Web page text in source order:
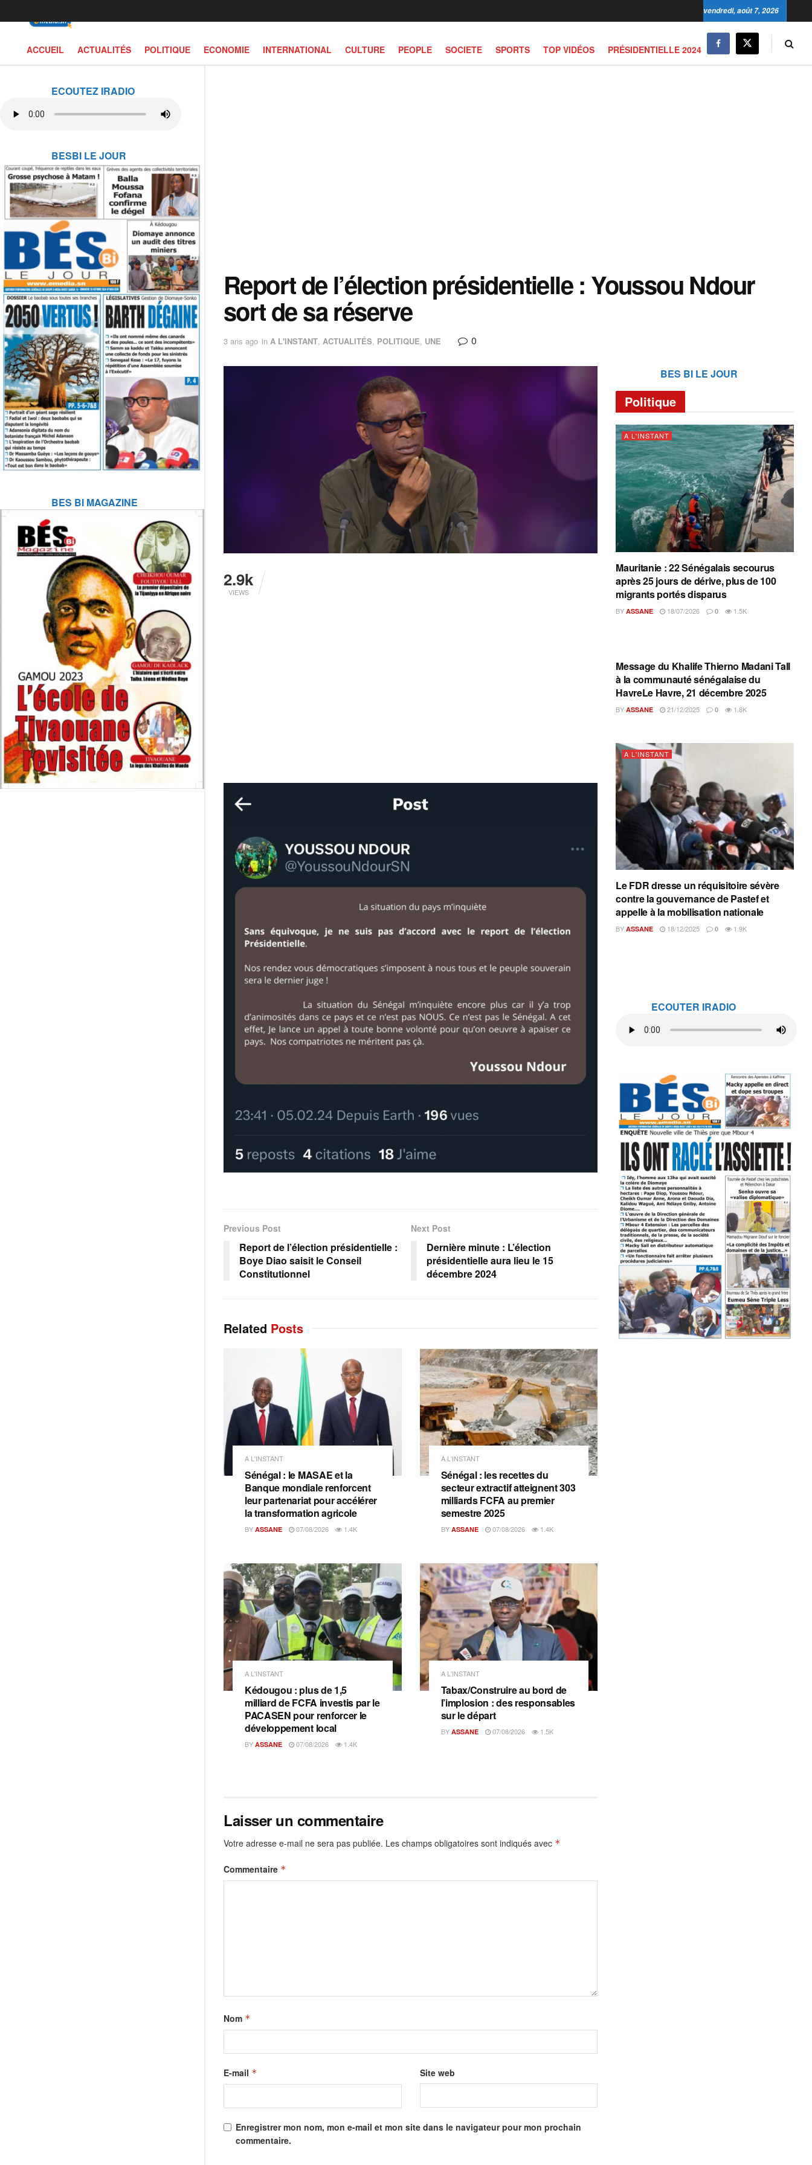
ECOUTEZ IRADIO
BESBI LE JOUR
BES BI MAGAZINE
vendredi, août 7, 2026
ACCUEIL ACTUALITÉS POLITIQUE ECONOMIE INTERNATIONAL CULTURE PEOPLE SOCIETE SPORTS TOP VIDÉOS PRÉSIDENTIELLE 2024
Report de l’élection présidentielle : Youssou Ndour
sort de sa réserve
3 ans ago in A L'INSTANT, ACTUALITÉS, POLITIQUE, UNE 0
2.9k
VIEWS
Previous Post
Report de l’élection présidentielle :
Boye Diao saisit le Conseil
Constitutionnel
Next Post
Dernière minute : L’élection
présidentielle aura lieu le 15
décembre 2024
Related Posts
A L'INSTANT
Sénégal : le MASAE et la
Banque mondiale renforcent
leur partenariat pour accélérer
la transformation agricole
BY ASSANE 07/08/2026 1.4K
A L'INSTANT
Sénégal : les recettes du
secteur extractif atteignent 303
milliards FCFA au premier
semestre 2025
BY ASSANE 07/08/2026 1.4K
A L'INSTANT
Kédougou : plus de 1,5
milliard de FCFA investis par le
PACASEN pour renforcer le
développement local
BY ASSANE 07/08/2026 1.4K
A L'INSTANT
Tabax/Construire au bord de
l’implosion : des responsables
sur le départ
BY ASSANE 07/08/2026 1.5K
Laisser un commentaire
Votre adresse e-mail ne sera pas publiée. Les champs obligatoires sont indiqués avec *
Commentaire *
Nom *
E-mail * Site web
Enregistrer mon nom, mon e-mail et mon site dans le navigateur pour mon prochain
commentaire.
BES BI LE JOUR
Politique
A L'INSTANT
Mauritanie : 22 Sénégalais secourus
après 25 jours de dérive, plus de 100
migrants portés disparus
BY ASSANE 18/07/2026 0 1.5K
A L'INSTANT
Message du Khalife Thierno Madani Tall
à la communauté sénégalaise du
HavreLe Havre, 21 décembre 2025
BY ASSANE 21/12/2025 0 1.8K
A L'INSTANT
Le FDR dresse un réquisitoire sévère
contre la gouvernance de Pastef et
appelle à la mobilisation nationale
BY ASSANE 18/12/2025 0 1.9K
ECOUTER IRADIO